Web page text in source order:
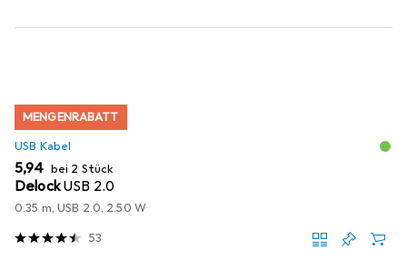
MENGENRABATT
USB Kabel
EUR
5,94 bei 2 Stück
DelockUSB 2.0
0.35 m, USB 2.0, 2.50 W
53